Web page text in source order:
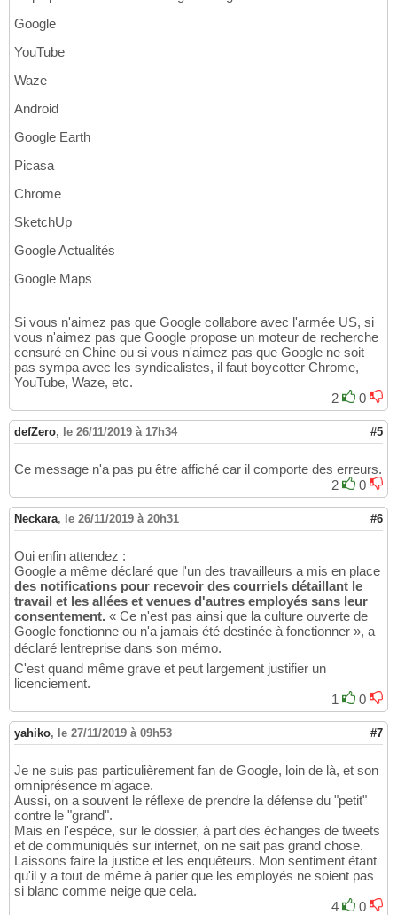
Google
YouTube
Waze
Android
Google Earth
Picasa
Chrome
SketchUp
Google Actualités
Google Maps
Si vous n'aimez pas que Google collabore avec l'armée US, si
vous n'aimez pas que Google propose un moteur de recherche
censuré en Chine ou si vous n'aimez pas que Google ne soit
pas sympa avec les syndicalistes, il faut boycotter Chrome,
YouTube, Waze, etc.
2
0
defZero, le 26/11/2019 à 17h34 #5
Ce message n'a pas pu être affiché car il comporte des erreurs.
2
0
Neckara, le 26/11/2019 à 20h31 #6
Oui enfin attendez :
Google a même déclaré que l'un des travailleurs a mis en place
des notifications pour recevoir des courriels détaillant le
travail et les allées et venues d'autres employés sans leur
consentement. « Ce n'est pas ainsi que la culture ouverte de
Google fonctionne ou n'a jamais été destinée à fonctionner », a
déclaré lentreprise dans son mémo.
C'est quand même grave et peut largement justifier un
licenciement.
1
0
yahiko, le 27/11/2019 à 09h53 #7
Je ne suis pas particulièrement fan de Google, loin de là, et son
omniprésence m'agace.
Aussi, on a souvent le réflexe de prendre la défense du "petit"
contre le "grand".
Mais en l'espèce, sur le dossier, à part des échanges de tweets
et de communiqués sur internet, on ne sait pas grand chose.
Laissons faire la justice et les enquêteurs. Mon sentiment étant
qu'il y a tout de même à parier que les employés ne soient pas
si blanc comme neige que cela.
4
0